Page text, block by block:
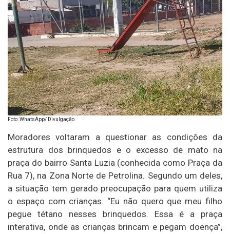
Foto: WhatsApp/ Divulgação
Moradores voltaram a questionar as condições da
estrutura dos brinquedos e o excesso de mato na
praça do bairro Santa Luzia (conhecida como Praça da
Rua 7), na Zona Norte de Petrolina. Segundo um deles,
a situação tem gerado preocupação para quem utiliza
o espaço com crianças. “Eu não quero que meu filho
pegue tétano nesses brinquedos. Essa é a praça
interativa, onde as crianças brincam e pegam doença”,